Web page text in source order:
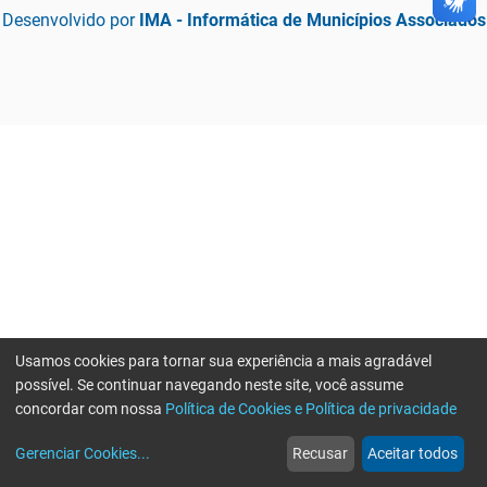
Desenvolvido por IMA - Informática de Municípios Associados
web
Notícias
more_horiz
Mais
Usamos cookies para tornar sua experiência a mais agradável
possível. Se continuar navegando neste site, você assume
concordar com nossa Política de Cookies e Política de privacidade
Gerenciar Cookies... Recusar Aceitar todos
Erro ao enviar informações, por favor tente novamente